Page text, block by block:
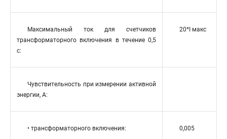
Максимальный ток для счетчиков
трансформаторного включения в течение 0,5
с:
20*I макс
Чувствительность при измерении активной
энергии, А:
• трансформаторного включения: 0,005